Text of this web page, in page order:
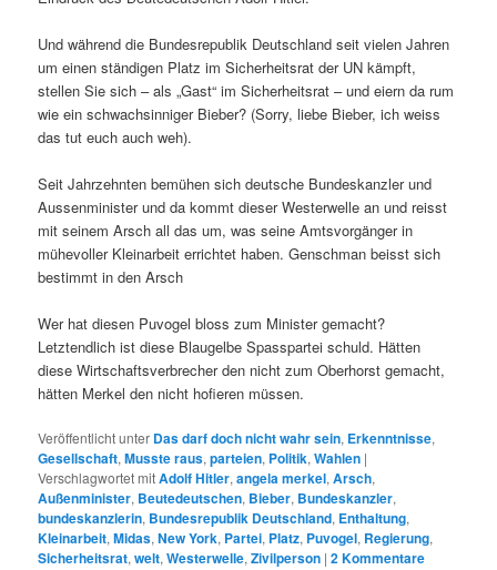
Und während die Bundesrepublik Deutschland seit vielen Jahren
um einen ständigen Platz im Sicherheitsrat der UN kämpft,
stellen Sie sich – als „Gast“ im Sicherheitsrat – und eiern da rum
wie ein schwachsinniger Bieber? (Sorry, liebe Bieber, ich weiss
das tut euch auch weh).
Seit Jahrzehnten bemühen sich deutsche Bundeskanzler und
Aussenminister und da kommt dieser Westerwelle an und reisst
mit seinem Arsch all das um, was seine Amtsvorgänger in
mühevoller Kleinarbeit errichtet haben. Genschman beisst sich
bestimmt in den Arsch
Wer hat diesen Puvogel bloss zum Minister gemacht?
Letztendlich ist diese Blaugelbe Spasspartei schuld. Hätten
diese Wirtschaftsverbrecher den nicht zum Oberhorst gemacht,
hätten Merkel den nicht hofieren müssen.
Veröffentlicht unter Das darf doch nicht wahr sein, Erkenntnisse,
Gesellschaft,Musste raus,parteien, Politik,Wahlen |
Verschlagwortet mitAdolf Hitler,angela merkel,Arsch,
Außenminister, Beutedeutschen, Bieber, Bundeskanzler,
bundeskanzlerin, Bundesrepublik Deutschland, Enthaltung,
Kleinarbeit,Midas,New York, Partei, Platz, Puvogel, Regierung,
Sicherheitsrat,welt,Westerwelle,Zivilperson |2Kommentare